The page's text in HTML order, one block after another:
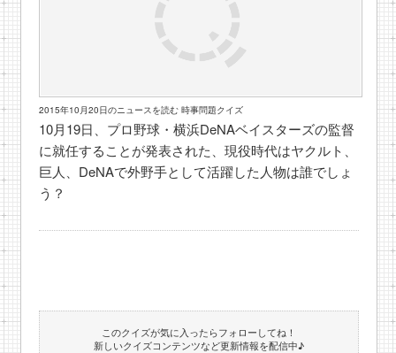
2015年10月20日のニュースを読む 時事問題クイズ
10月19日、プロ野球・横浜DeNAベイスターズの監督
に就任することが発表された、現役時代はヤクルト、
巨人、DeNAで外野手として活躍した人物は誰でしょ
う？
このクイズが気に入ったらフォローしてね！
新しいクイズコンテンツなど更新情報を配信中♪